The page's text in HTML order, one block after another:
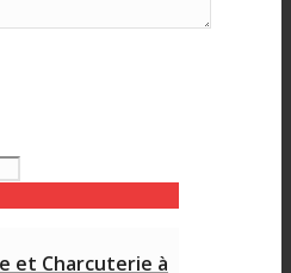
et Charcuterie à